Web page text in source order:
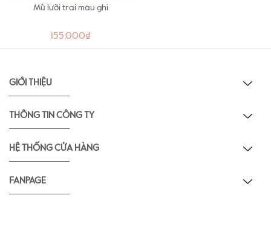
Mũ lưỡi trai màu ghi
155,000₫
GIỚI THIỆU
THÔNG TIN CÔNG TY
HỆ THỐNG CỬA HÀNG
FANPAGE